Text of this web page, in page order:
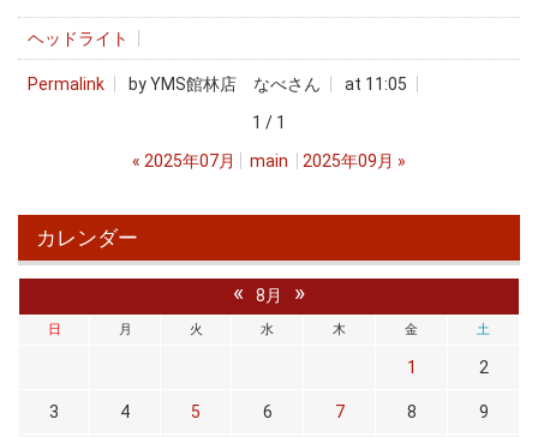
ヘッドライト
Permalink by YMS館林店 なべさん
at 11:05
1 / 1
« 2025年07月 main 2025年09月 »
カレンダー
« 8月 »
日 月 火 水 木 金 土
1 2
3 4 5 6 7 8 9